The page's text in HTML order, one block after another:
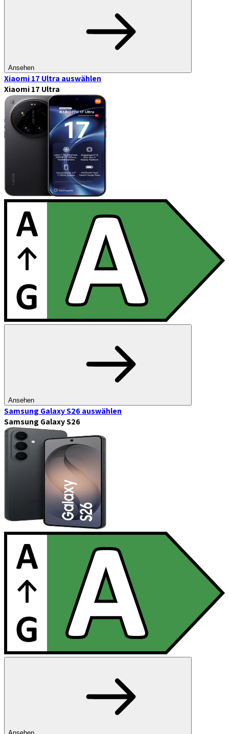
Ansehen
Xiaomi 17 Ultra auswählen
Xiaomi 17 Ultra
Ansehen
Samsung Galaxy S26auswählen
Samsung Galaxy S26